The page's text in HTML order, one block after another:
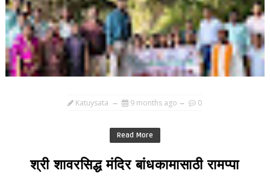
Katuysata 9 months ago 0
Read More
श्री शावरसिद्ध मंदिर बांधकामासाठी रामप्पा